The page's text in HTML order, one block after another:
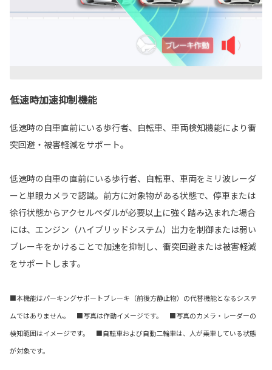
低速時加速抑制機能
低速時の自車直前にいる歩行者、自転車、車両検知機能により衝
突回避・被害軽減をサポート。
低速時の自車の直前にいる歩行者、自転車、車両をミリ波レーダ
ーと単眼カメラで認識。前方に対象物がある状態で、停車または
徐行状態からアクセルペダルが必要以上に強く踏み込まれた場合
には、エンジン（ハイブリッドシステム）出力を制御または弱い
ブレーキをかけることで加速を抑制し、衝突回避または被害軽減
をサポートします。
■本機能はパーキングサポートブレーキ（前後方静止物）の代替機能となるシステ
ムではありません。 ■写真は作動イメージです。 ■写真のカメラ・レーダーの
検知範囲はイメージです。 ■自転車および自動二輪車は、人が乗車している状態
が対象です。